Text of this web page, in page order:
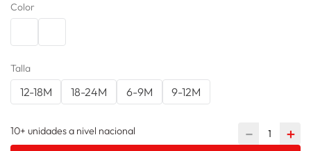
7.
10. lavadora
Color
Talla
12-18M 18-24M 6-9M 9-12M
10+ unidades a nivel nacional ＋
－